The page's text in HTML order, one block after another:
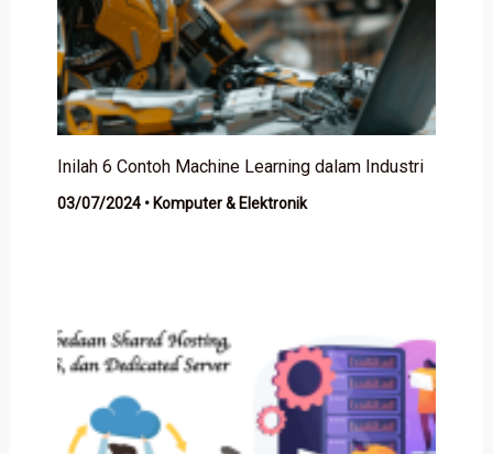
Inilah 6 Contoh Machine Learning dalam Industri
03/07/2024 • Komputer & Elektronik